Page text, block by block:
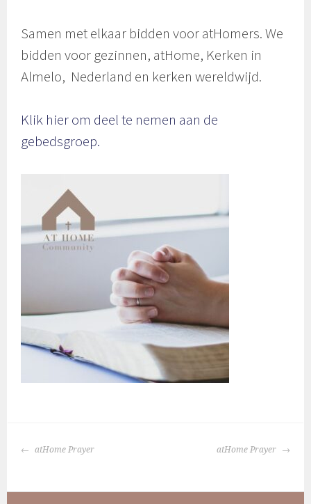
Samen met elkaar bidden voor atHomers. We
bidden voor gezinnen, atHome, Kerken in
Almelo, Nederland en kerken wereldwijd.
Klik hier om deel te nemen aan de
gebedsgroep.
BERICHTNAVIGATIE
atHome Prayer atHome Prayer